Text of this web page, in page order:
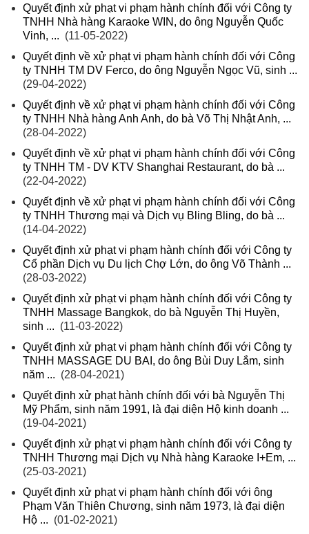
Quyết định xử phạt vi phạm hành chính đối với Công ty
TNHH Nhà hàng Karaoke WIN, do ông Nguyễn Quốc
Vinh, ... (11-05-2022)
Quyết định về xử phạt vi phạm hành chính đối với Công
ty TNHH TM DV Ferco, do ông Nguyễn Ngọc Vũ, sinh ...
(29-04-2022)
Quyết định về xử phạt vi phạm hành chính đối với Công
ty TNHH Nhà hàng Anh Anh, do bà Võ Thị Nhật Anh, ...
(28-04-2022)
Quyết định về xử phạt vi phạm hành chính đối với Công
ty TNHH TM - DV KTV Shanghai Restaurant, do bà ...
(22-04-2022)
Quyết định về xử phạt vi phạm hành chính đối với Công
ty TNHH Thương mại và Dịch vụ Bling Bling, do bà ...
(14-04-2022)
Quyết định xử phạt vi phạm hành chính đối với Công ty
Cổ phần Dịch vụ Du lịch Chợ Lớn, do ông Võ Thành ...
(28-03-2022)
Quyết định xử phạt vi phạm hành chính đối với Công ty
TNHH Massage Bangkok, do bà Nguyễn Thị Huyền,
sinh ... (11-03-2022)
Quyết định xử phạt vi phạm hành chính đối với Công ty
TNHH MASSAGE DU BAI, do ông Bùi Duy Lắm, sinh
năm ... (28-04-2021)
Quyết định xử phạt hành chính đối với bà Nguyễn Thị
Mỹ Phẩm, sinh năm 1991, là đại diện Hộ kinh doanh ...
(19-04-2021)
Quyết định xử phạt vi phạm hành chính đối với Công ty
TNHH Thương mại Dịch vụ Nhà hàng Karaoke I+Em, ...
(25-03-2021)
Quyết định xử phạt vi phạm hành chính đối với ông
Phạm Văn Thiên Chương, sinh năm 1973, là đại diện
Hộ ... (01-02-2021)